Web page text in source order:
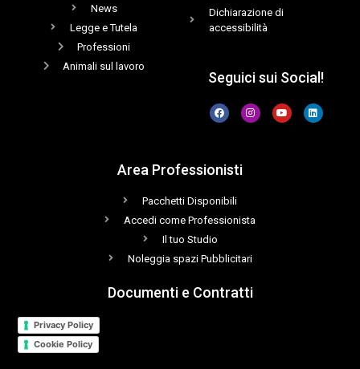
News
Legge e Tutela
Professioni
Animali sul lavoro
Dichiarazione di
accessibilità
Seguici sui Social!
Area Professionisti
Pacchetti Disponibili
Accedi come Professionista
Il tuo Studio
Noleggia spazi Pubblicitari
Documenti e Contratti
Privacy Policy
Cookie Policy